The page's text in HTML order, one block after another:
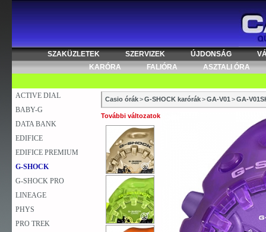
SZAKÜZLETEK SZERVIZEK ÚJDONSÁG
KARÓRA
FALIÓRA ASZTALI ÓRA
ACTIVE DIAL
BABY-G
DATA BANK
EDIFICE
EDIFICE PREMIUM
G-SHOCK
G-SHOCK PRO
LINEAGE
PHYS
PRO TREK
Casio órák>G-SHOCK karórák>GA-V01 >GA-
További változatok